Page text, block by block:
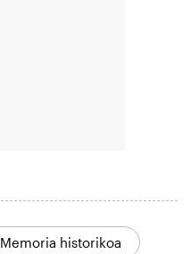
Memoria historikoa